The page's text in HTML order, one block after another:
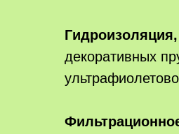
декоративных